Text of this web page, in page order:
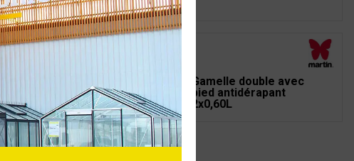
Drinkwell 1,8L PETSAFE
Gamelle double avec
pied antidérapant
2x0,60L